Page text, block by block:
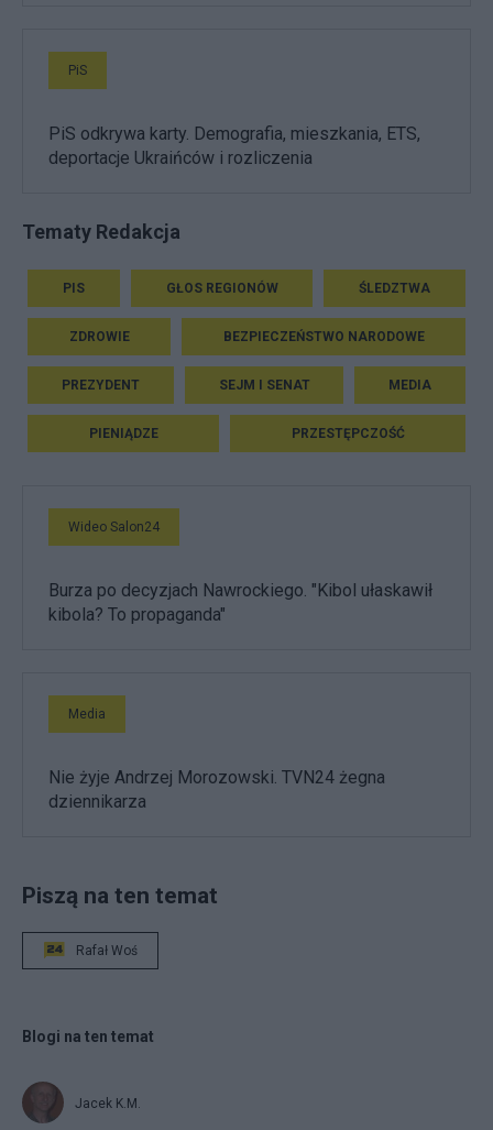
PiS
PiS odkrywa karty. Demografia, mieszkania, ETS,
deportacje Ukraińców i rozliczenia
Tematy Redakcja
PIS GŁOS REGIONÓW ŚLEDZTWA
ZDROWIE BEZPIECZEŃSTWO NARODOWE
PREZYDENT SEJM I SENAT MEDIA
PIENIĄDZE PRZESTĘPCZOŚĆ
Wideo Salon24
Burza po decyzjach Nawrockiego. "Kibol ułaskawił
kibola? To propaganda"
Media
Nie żyje Andrzej Morozowski. TVN24 żegna
dziennikarza
Piszą na ten temat
Rafał Woś
Blogi na ten temat
Jacek K.M.